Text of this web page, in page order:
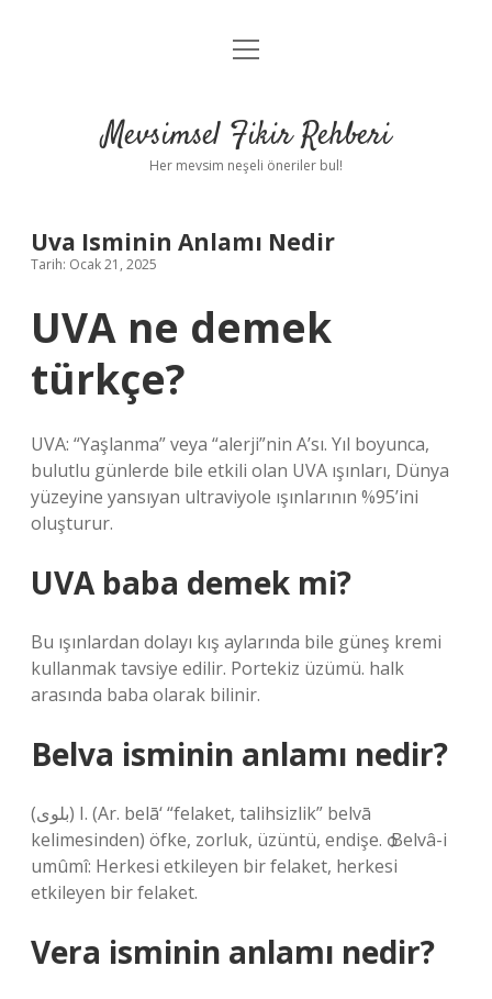
Anasayfa
Yasal Uyarı
menüyü
Mevsimsel Fikir Rehberi
Her mevsim neşeli öneriler bul!
Uva Isminin Anlamı Nedir
Tarih: Ocak 21, 2025
UVA ne demek
türkçe?
UVA: “Yaşlanma” veya “alerji”nin A’sı. Yıl boyunca,
bulutlu günlerde bile etkili olan UVA ışınları, Dünya
yüzeyine yansıyan ultraviyole ışınlarının %95’ini
oluşturur.
UVA baba demek mi?
Bu ışınlardan dolayı kış aylarında bile güneş kremi
kullanmak tavsiye edilir. Portekiz üzümü. halk
arasında baba olarak bilinir.
Belva isminin anlamı nedir?
(ﺑﻠﻮﻯ) I. (Ar. belā‘ “felaket, talihsizlik” belvā
kelimesinden) öfke, zorluk, üzüntü, endişe. ѻ Belvâ-i
umûmî: Herkesi etkileyen bir felaket, herkesi
etkileyen bir felaket.
Vera isminin anlamı nedir?